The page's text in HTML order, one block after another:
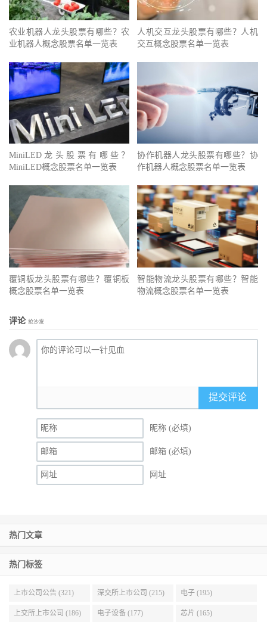
农业机器人龙头股票有哪些？农
业机器人概念股票名单一览表
人机交互龙头股票有哪些？人机
交互概念股票名单一览表
MiniLED龙头股票有哪些？
MiniLED概念股票名单一览表
协作机器人龙头股票有哪些？协
作机器人概念股票名单一览表
覆铜板龙头股票有哪些？覆铜板
概念股票名单一览表
智能物流龙头股票有哪些？智能
物流概念股票名单一览表
评论 抢沙发
提交评论
昵称 (必填)
邮箱 (必填)
网址
热门文章
热门标签
上市公司公告 (321) 深交所上市公司 (215) 电子 (195)
上交所上市公司 (186) 电子设备 (177) 芯片 (165)